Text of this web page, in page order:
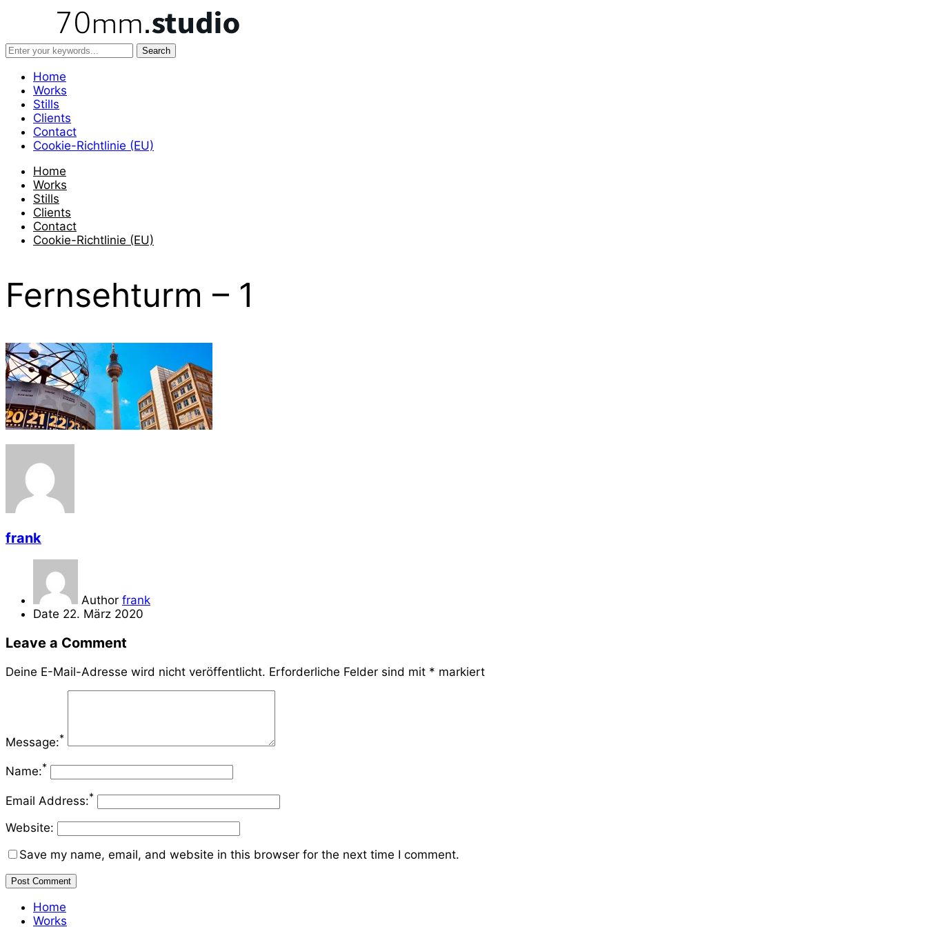
Home
Works
Stills
Clients
Contact
Cookie-Richtlinie (EU)
Home
Works
Stills
Clients
Contact
Cookie-Richtlinie (EU)
Fernsehturm – 1
frank
Author frank
Date 22. März 2020
Leave a Comment
Deine E-Mail-Adresse wird nicht veröffentlicht. Erforderliche Felder sind mit * markiert
Message:*
Name:*
Email Address:*
Website:
Save my name, email, and website in this browser for the next time I comment.
Home
Works